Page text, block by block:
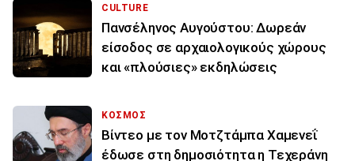
CULTURE
Πανσέληνος Αυγούστου: Δωρεάν
είσοδος σε αρχαιολογικούς χώρους
και «πλούσιες» εκδηλώσεις
ΚΟΣΜΟΣ
Βίντεο με τον Μοτζτάμπα Χαμενεΐ
έδωσε στη δημοσιότητα η Τεχεράνη